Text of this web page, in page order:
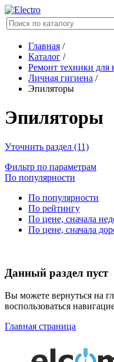
Главная /
Каталог /
Ремонт техники для
Личная гигиена /
Эпиляторы
Эпиляторы
Уточнить раздел (11)
Фильтр по параметрам
По популярности
По популярности
По рейтингу
По цене, сначала
По цене, сначала
Данный раздел пуст
Вы можете вернуться на
воспользоваться
Главная страница